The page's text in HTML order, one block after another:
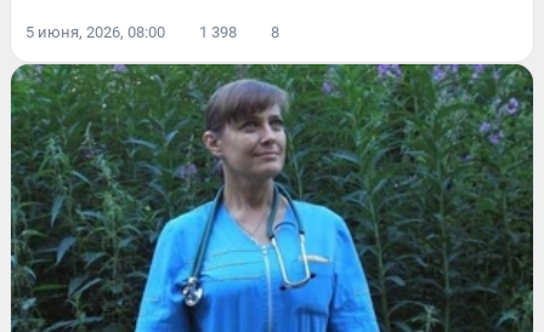
5 июня, 2026, 08:00 1 398 8